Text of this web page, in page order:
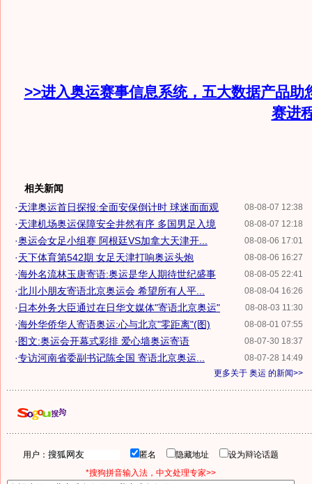
>>进入奥运赛事信息系统，五大数据产品助
赛进
相关新闻
08-08-07 12:38
·天津奥运首日探报:全面安保倒计时 球迷面面观
08-08-07 12:18
·天津机场奥运保障安全井然有序 多国男足入境
08-08-06 17:01
·奥运会女足小组赛 阿根廷VS加拿大天津开...
08-08-06 16:27
·天下体育第542期 女足天津打响奥运头炮
08-08-05 22:41
·海外名流林玉唐寄语:奥运是华人期待世纪盛事
08-08-04 16:26
·北川小朋友寄语北京奥运会 希望所有人平...
08-08-03 11:30
· 日本外务大臣通过在日华文媒体"寄语北京奥运"
08-08-01 07:55
·海外华侨华人寄语奥运:心与北京"零距离"(图)
08-07-30 18:37
·图文:奥运会开幕式彩排 爱心墙奥运寄语
08-07-28 14:49
·专访河南省委副书记陈全国 寄语北京奥运...
更多关于 奥运 的新闻>>
用户： 匿名 隐藏地址
设为辩论话题
*搜狗拼音输入法，中文处理专家>>